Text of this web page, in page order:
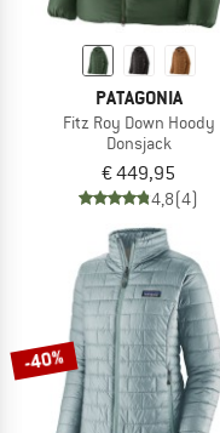
PATAGONIA
Fitz Roy Down Hoody
Donsjack
€ 449,95
4,8(4)
-40%